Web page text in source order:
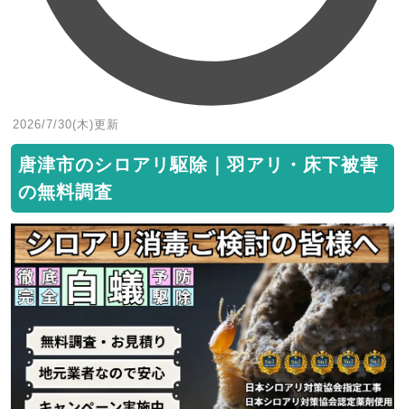
2026/7/30(木)更新
唐津市のシロアリ駆除｜羽アリ・床下被害
の無料調査